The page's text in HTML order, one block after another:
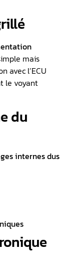
mais
avec l’ECU
le voyant
du
internes dus